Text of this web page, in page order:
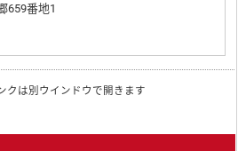
659番地1
クは別ウインドウで開きます